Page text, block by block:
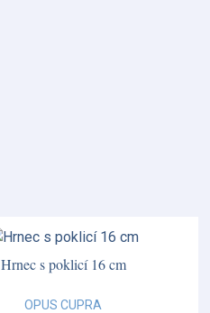
Hrnec s poklicí 16 cm
OPUS CUPRA